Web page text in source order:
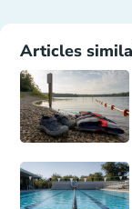
Articles